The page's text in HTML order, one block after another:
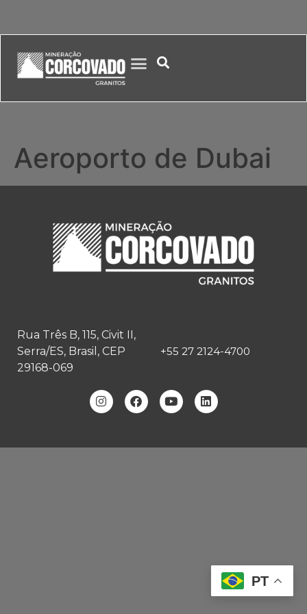
Aeroporto de Dubai
Rua Três B, 115, Civit II,
Serra/ES, Brasil, CEP
29168-069
+55 27 2124-4700
PT